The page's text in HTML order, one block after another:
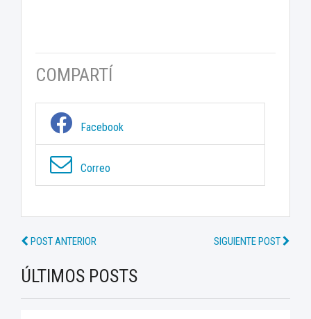
COMPARTÍ
Facebook
Correo
POST ANTERIOR SIGUIENTE POST
ÚLTIMOS POSTS